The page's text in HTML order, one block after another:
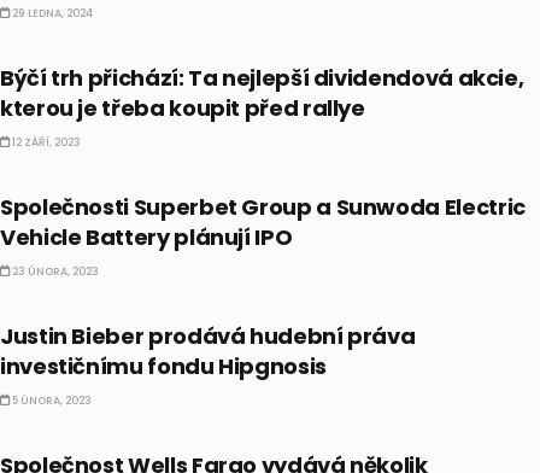
29 LEDNA, 2024
Býčí trh přichází: Ta nejlepší dividendová akcie,
kterou je třeba koupit před rallye
12 ZÁŘÍ, 2023
Společnosti Superbet Group a Sunwoda Electric
Vehicle Battery plánují IPO
23 ÚNORA, 2023
Justin Bieber prodává hudební práva
investičnímu fondu Hipgnosis
5 ÚNORA, 2023
Společnost Wells Fargo vydává několik